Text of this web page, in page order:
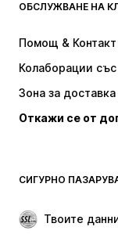
НОВО
Бельо
Палта
Специални Поводи
ОБСЛУЖВАНЕ НА
Помощ & Контакт
Колаборации
Зона за доставка
Откажи се от
СИГУРНО
Твоите